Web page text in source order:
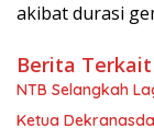
akibat durasi
Berita Terkait
NTB Selangkah
Ketua